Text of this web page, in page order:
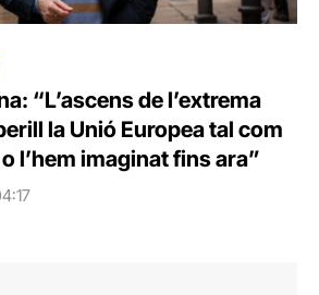
“L’ascens de l’extrema
la Unió Europea tal com
l’hem imaginat fins ara”